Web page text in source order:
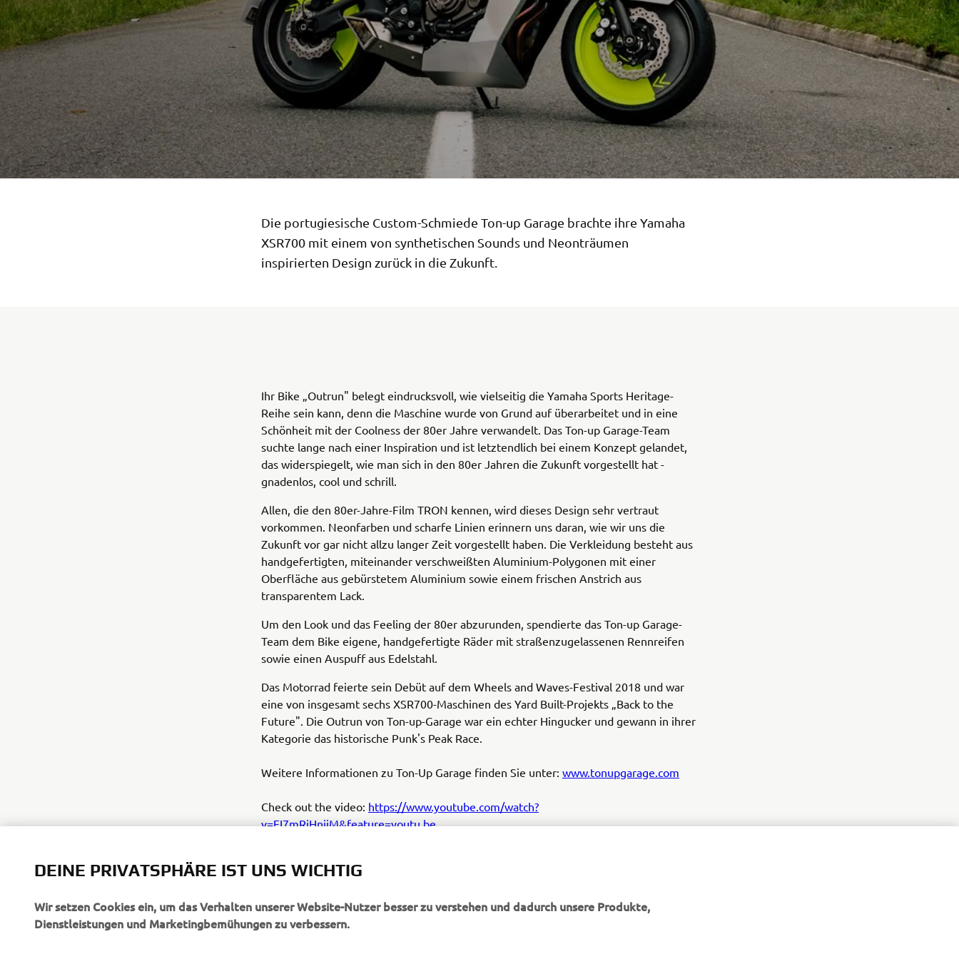
Die portugiesische Custom-Schmiede Ton-up Garage brachte ihre Yamaha
XSR700 mit einem von synthetischen Sounds und Neonträumen
inspirierten Design zurück in die Zukunft.
Ihr Bike „Outrun" belegt eindrucksvoll, wie vielseitig die Yamaha Sports Heritage-
Reihe sein kann, denn die Maschine wurde von Grund auf überarbeitet und in eine
Schönheit mit der Coolness der 80er Jahre verwandelt. Das Ton-up Garage-Team
suchte lange nach einer Inspiration und ist letztendlich bei einem Konzept gelandet,
das widerspiegelt, wie man sich in den 80er Jahren die Zukunft vorgestellt hat -
gnadenlos, cool und schrill.
Allen, die den 80er-Jahre-Film TRON kennen, wird dieses Design sehr vertraut
vorkommen. Neonfarben und scharfe Linien erinnern uns daran, wie wir uns die
Zukunft vor gar nicht allzu langer Zeit vorgestellt haben. Die Verkleidung besteht aus
handgefertigten, miteinander verschweißten Aluminium-Polygonen mit einer
Oberfläche aus gebürstetem Aluminium sowie einem frischen Anstrich aus
transparentem Lack.
Um den Look und das Feeling der 80er abzurunden, spendierte das Ton-up Garage-
Team dem Bike eigene, handgefertigte Räder mit straßenzugelassenen Rennreifen
sowie einen Auspuff aus Edelstahl.
Das Motorrad feierte sein Debüt auf dem Wheels and Waves-Festival 2018 und war
eine von insgesamt sechs XSR700-Maschinen des Yard Built-Projekts „Back to the
Future". Die Outrun von Ton-up-Garage war ein echter Hingucker und gewann in ihrer
Kategorie das historische Punk's Peak Race.
Weitere Informationen zu Ton-Up Garage finden Sie unter: www.tonupgarage.com
Check out the video: https://www.youtube.com/watch?
v=FI7mRiHnjiM&feature=youtu.be
DEINE PRIVATSPHÄRE IST UNS WICHTIG
Wir setzen Cookies ein, um das Verhalten unserer Website-Nutzer besser zu verstehen und dadurch unsere Produkte,
Dienstleistungen und Marketingbemühungen zu verbessern.